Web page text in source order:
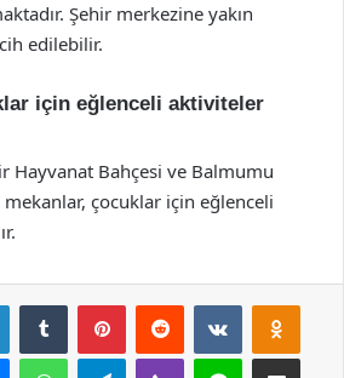
Şehir merkezine yakın
edilebilir.
için eğlenceli aktiviteler
Hayvanat Bahçesi ve Balmumu
çocuklar için eğlenceli
LinkedInTumblr PinterestReddit VKontakte
MessengerWhatsAppTelegramViber Line E-Posta ile